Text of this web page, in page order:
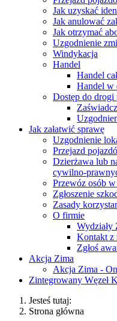
Jak uzyskać
Jak anulować
Jak otrzymać
Uzgodnienie
Windykacja
Handel
Handel
Handel w
Dostęp do drogi
Jak załatwić sprawę
Uzgodnienie
Przejazd
Dzierżawa lub
cywilno-
Przewóz osób
Zgłoszenie
Zasady
O firmie
Kontakt z
Zgłoś
Akcja Zima
Akcja Zima -
Zintegrowany Węzeł
Jesteś tutaj:
Strona główna